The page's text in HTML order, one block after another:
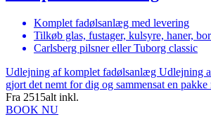
Komplet fadølsanlæg med levering
Tilkøb glas, fustager, kulsyre, haner,
Carlsberg pilsner eller Tuborg classic
Udlejning af komplet fadølsanlæg Udlejning
gjort det nemt for dig og sammensat en
Fra 2515alt inkl.
BOOK NU